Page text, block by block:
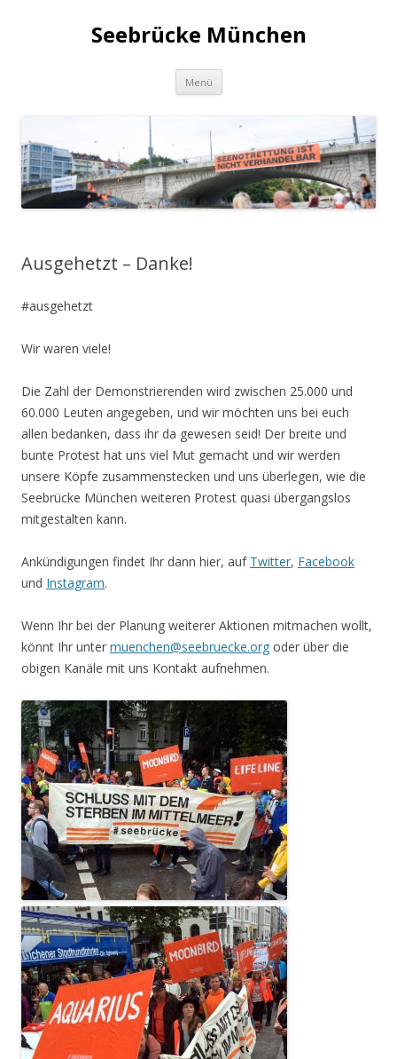
Seebrücke München
Menü Zum
springen
Ausgehetzt – Danke!
#ausgehetzt
Wir waren viele!
Die Zahl der Demonstrierenden wird zwischen 25.000 und
60.000 Leuten angegeben, und wir möchten uns bei euch
allen bedanken, dass ihr da gewesen seid! Der breite und
bunte Protest hat uns viel Mut gemacht und wir werden
unsere Köpfe zusammenstecken und uns überlegen, wie die
Seebrücke München weiteren Protest quasi übergangslos
mitgestalten kann.
Ankündigungen findet Ihr dann hier, auf Twitter, Facebook
und Instagram.
Wenn Ihr bei der Planung weiterer Aktionen mitmachen wollt,
könnt Ihr unter muenchen@seebruecke.org oder über die
obigen Kanäle mit uns Kontakt aufnehmen.